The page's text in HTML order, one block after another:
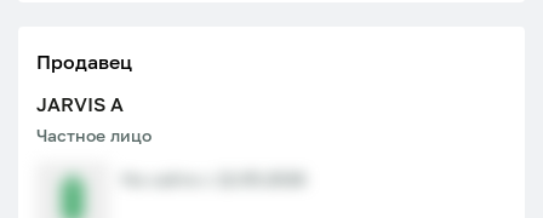
Продавец
JARVIS A
Частное лицо